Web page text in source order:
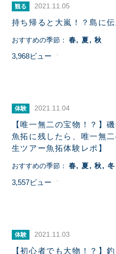
観る 2021.11.05
持ち帰ると大嵐！？島に
おすすめの季節： 春 夏 秋
3,968
体験 2021.11.04
【唯一無二の宝物！？】
魚拓に残したら、唯一無
生ツアー魚拓体験レポ】
おすすめの季節： 春 夏 秋 冬
3,557
体験 2021.11.03
【初心者でも大物！？】